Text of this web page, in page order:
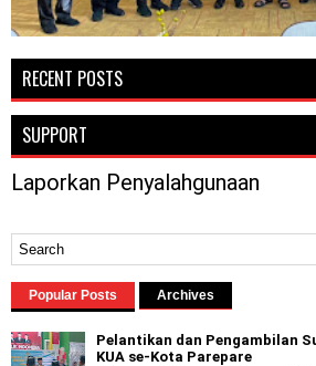
RECENT POSTS
SUPPORT
Laporkan Penyalahgunaan
Popular Posts Archives
Pelantikan dan Pengambilan
KUA se-Kota Parepare